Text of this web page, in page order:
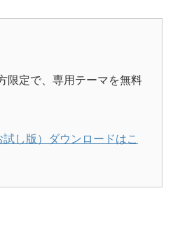
限定で、専用テーマを無料
し版）ダウンロードはこ